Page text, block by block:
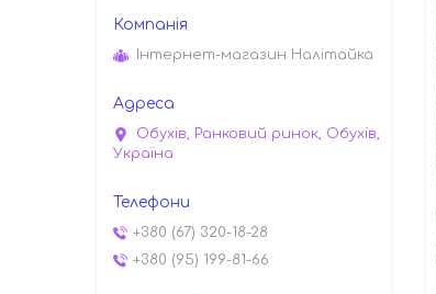
Інтернет-магазин Налітайка
Обухів, Ранковий ринок, Обухів,
Україна
+380 (67) 320-18-28
+380 (95) 199-81-66